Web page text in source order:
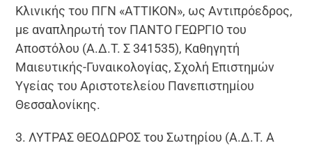
Κλινικής του ΠΓΝ «ΑΤΤΙΚΟΝ», ως Αντιπρόεδρος,
με αναπληρωτή τον ΠΑΝΤΟ ΓΕΩΡΓΙΟ του
Αποστόλου (Α.Δ.Τ. Σ 341535), Καθηγητή
Μαιευτικής-Γυναικολογίας, Σχολή Επιστημών
Υγείας του Αριστοτελείου Πανεπιστημίου
Θεσσαλονίκης.
3. ΛΥΤΡΑΣ ΘΕΟΔΩΡΟΣ του Σωτηρίου (Α.Δ.Τ. Α